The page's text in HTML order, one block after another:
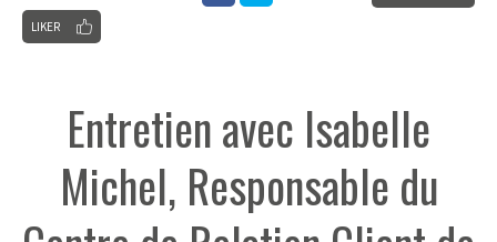
LIKER
Entretien avec Isabelle
Michel, Responsable du